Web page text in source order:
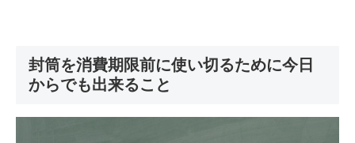
封筒を消費期限前に使い切るために今日
からでも出来ること